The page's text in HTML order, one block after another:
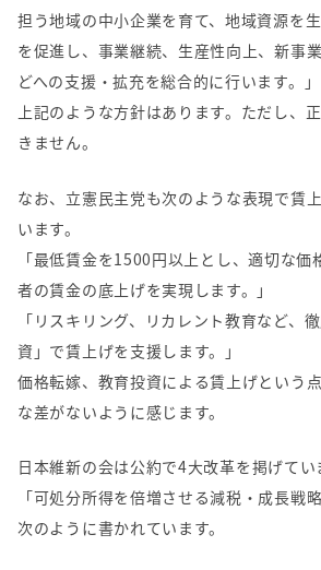
担う地域の中小企業を育て、地域資源を
を促進し、事業継続、生産性向上、新事
どへの支援・拡充を総合的に行います。」
上記のような方針はあります。ただし、
きません。
なお、立憲民主党も次のような表現で賃
います。
「最低賃金を1500円以上とし、適切な価
者の賃金の底上げを実現します。」
「リスキリング、リカレント教育など、
資」で賃上げを支援します。」
価格転嫁、教育投資による賃上げという
な差がないように感じます。
日本維新の会は公約で4大改革を掲げて
「可処分所得を倍増させる減税・成長戦
次のように書かれています。